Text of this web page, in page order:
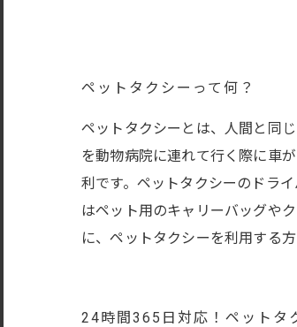
ペットタクシーって何？
ペットタクシーとは、人間と同
を動物病院に連れて行く際に車
利です。ペットタクシーのドラ
はペット用のキャリーバッグや
に、ペットタクシーを利用する方
24時間365日対応！ペットタ